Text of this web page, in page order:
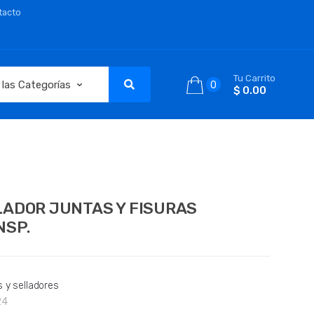
0
Tu Carrito
$ 0.00
JUNTAS Y FISURAS
y selladores